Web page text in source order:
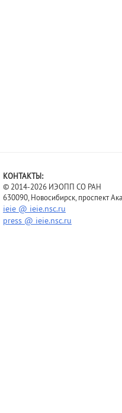
КОНТАКТЫ:
© 2014-2026 ИЭОПП СО РАН
630090, Новосибирск, проспект
ieie @ ieie.nsc.ru
press @ ieie.nsc.ru